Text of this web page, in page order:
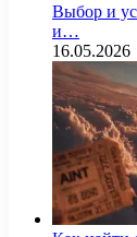
Выбор и
и…
16.05.2026